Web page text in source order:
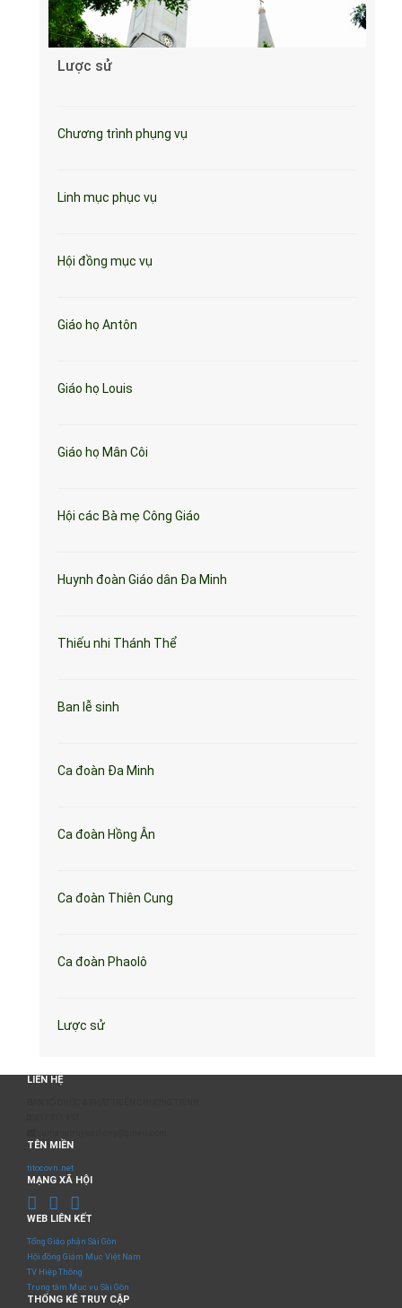
Lược sử
Chương trình phụng vụ
Linh mục phục vụ
Hội đồng mục vụ
Giáo họ Antôn
Giáo họ Louis
Giáo họ Mân Côi
Hội các Bà mẹ Công Giáo
Huynh đoàn Giáo dân Đa Minh
Thiếu nhi Thánh Thể
Ban lễ sinh
Ca đoàn Đa Minh
Ca đoàn Hồng Ân
Ca đoàn Thiên Cung
Ca đoàn Phaolô
Lược sử
LIÊN HỆ
TÊN MIỀN
titocovn.net
MẠNG XÃ HỘI
WEB LIÊN KẾT
Tổng Giáo phận Sài Gòn
Hội đồng Giám Mục Việt Nam
TV Hiệp Thông
Trung tâm Mục vụ Sài Gòn
THỐNG KÊ TRUY CẬP